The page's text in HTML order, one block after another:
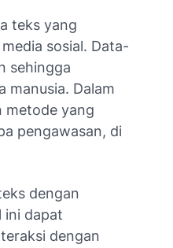
teks yang
sosial. Data-
sehingga
manusia. Dalam
metode yang
pengawasan, di
dengan
ini dapat
dengan